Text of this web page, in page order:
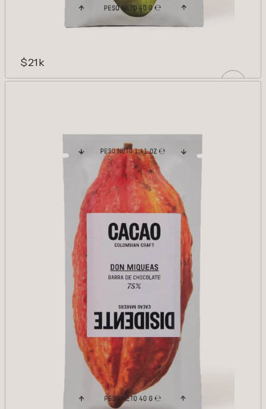
$21k
Reducir cantidad para Tierra Negra 75%
Aumentar cantidad para Tierra